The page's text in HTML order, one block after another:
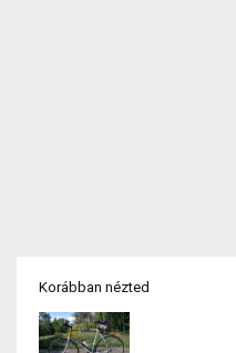
Korábban nézted